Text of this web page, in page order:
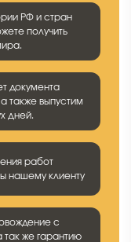
РФ и стран
получить
документа
также выпустим
дней.
работ
нашему клиенту
с
так же гарантию